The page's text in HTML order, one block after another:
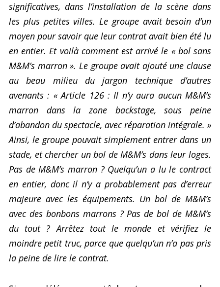
significatives, dans l’installation de la scène dans
les plus petites villes. Le groupe avait besoin d’un
moyen pour savoir que leur contrat avait bien été lu
en entier. Et voilà comment est arrivé le « bol sans
M&M’s marron ». Le groupe avait ajouté une clause
au beau milieu du jargon technique d’autres
avenants : « Article 126 : Il n’y aura aucun M&M’s
marron dans la zone backstage, sous peine
d’abandon du spectacle, avec réparation intégrale. »
Ainsi, le groupe pouvait simplement entrer dans un
stade, et chercher un bol de M&M’s dans leur loges.
Pas de M&M’s marron ? Quelqu’un a lu le contract
en entier, donc il n’y a probablement pas d’erreur
majeure avec les équipements. Un bol de M&M’s
avec des bonbons marrons ? Pas de bol de M&M’s
du tout ? Arrêtez tout le monde et vérifiez le
moindre petit truc, parce que quelqu’un n’a pas pris
la peine de lire le contrat.